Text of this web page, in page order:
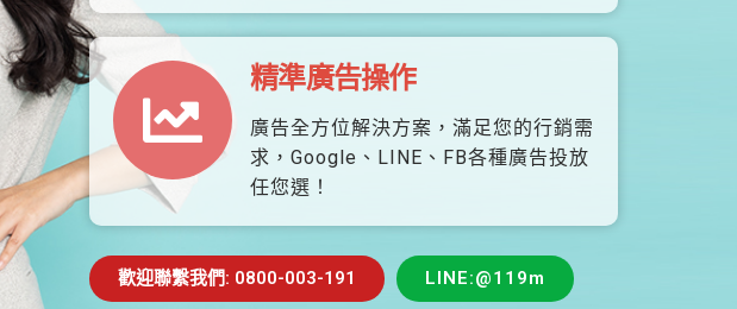
精準廣告操作
廣告全方位解決方案，滿足您的行銷需
求，Google、LINE、FB各種廣告投放
任您選！
歡迎聯繫我們: 0800-003-191 LINE:@119m